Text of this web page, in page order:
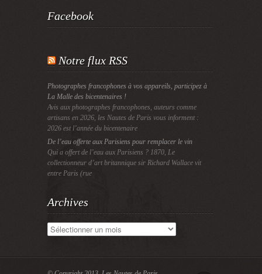
Facebook
Notre flux RSS
Photographes francophones à vos appareils, participez à
La Malle des bicentenaires !
Avis aux photographes francophones, auteurs comme
artisans en 2026, les Nautes de Paris vous informent :
2026 est l’année du bicentenaire
De l’eau offerte aux Parisiens pour remplacer le vin
Qui a offert de l’eau aux Parisiens ? 1870, Le
collectionneur d’art britannique sir Richard Wallace vit
entre Paris (rue
Archives
Archives